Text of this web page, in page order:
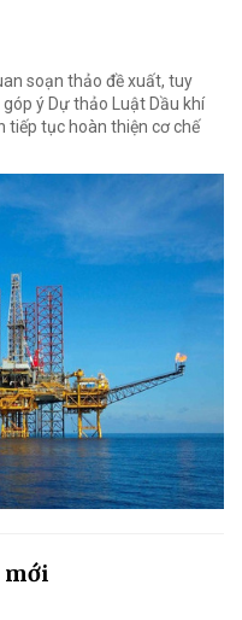
soạn thảo đề xuất, tuy
ý Dự thảo Luật Dầu khí
tiếp tục hoàn thiện cơ chế
mới